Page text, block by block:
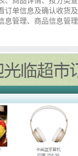
订单信息及确认收货
息管理、商品信息管